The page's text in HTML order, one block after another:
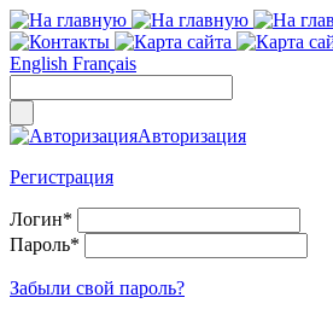
English Français
Авторизация
Регистрация
Логин*
Пароль*
Забыли свой пароль?